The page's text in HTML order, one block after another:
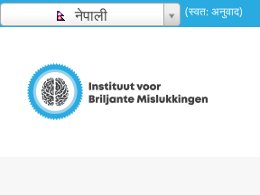
सामग्रीमा
गर्नुहोस्
नेपाली (स्वत: अनुवाद)